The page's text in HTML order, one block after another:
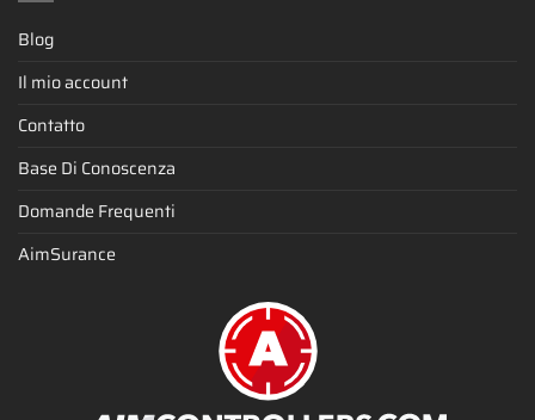
Blog
Il mio account
Contatto
Base Di Conoscenza
Domande Frequenti
AimSurance